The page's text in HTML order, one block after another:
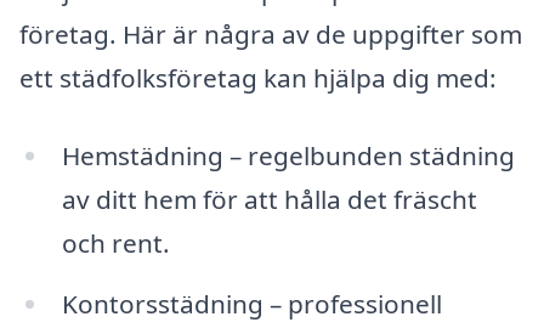
företag. Här är några av de uppgifter som
ett städfolksföretag kan hjälpa dig med:
Hemstädning – regelbunden städning
av ditt hem för att hålla det fräscht
och rent.
Kontorsstädning – professionell